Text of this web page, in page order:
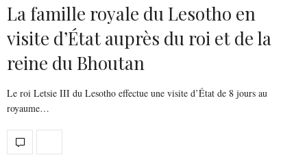
La famille royale du Lesotho en
visite d’État auprès du roi et de la
reine du Bhoutan
Le roi Letsie III du Lesotho effectue une visite d’État de 8 jours au
royaume…